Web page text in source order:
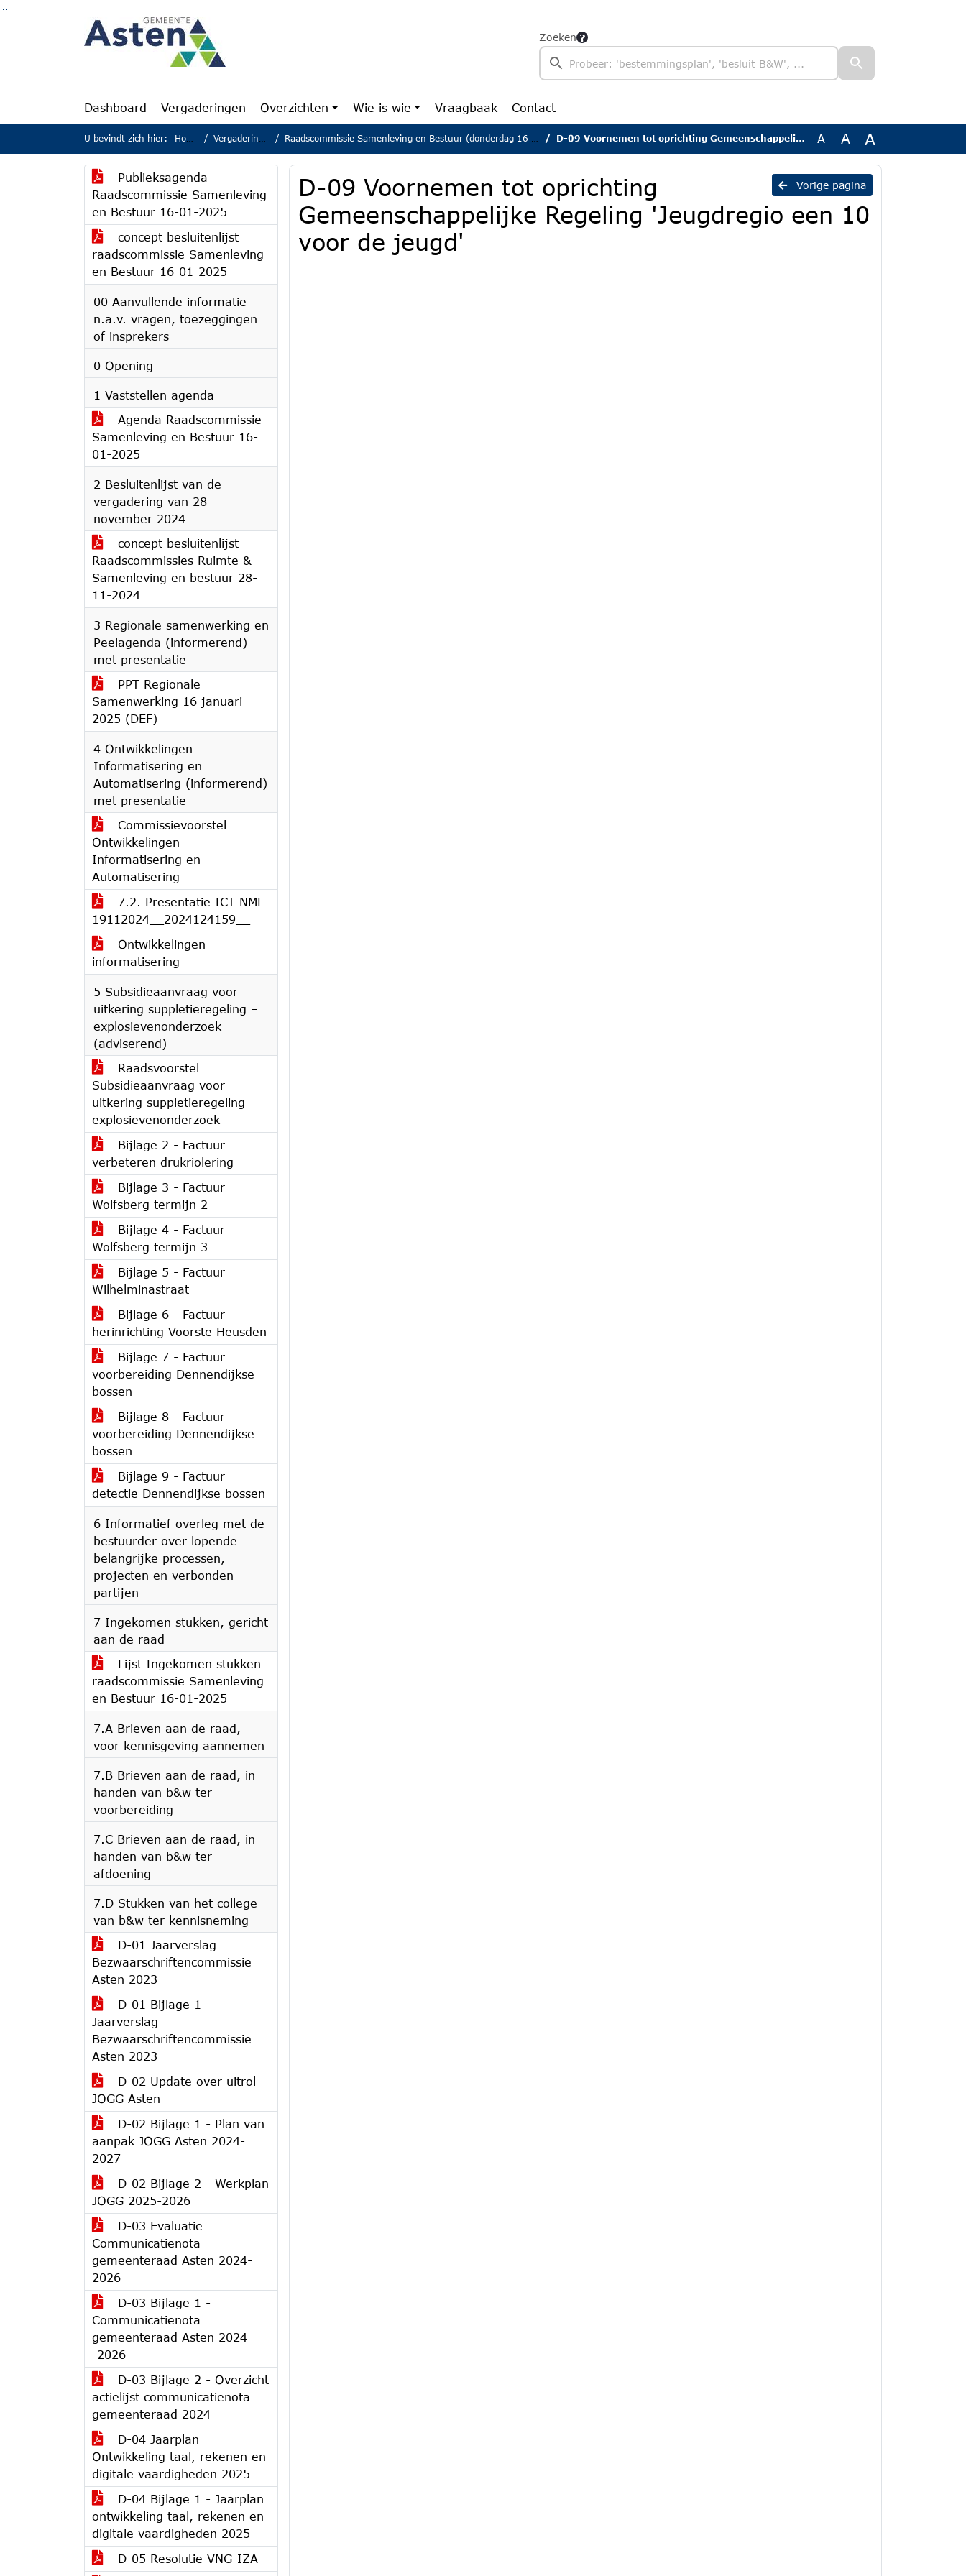
Ga naar de inhoud van deze pagina
Ga naar het zoeken
Ga naar het menu
Zoeken
Dashboard Vergaderingen Overzichten Wie is wie Vraagbaak Contact
U bevindt zich hier: Home Vergaderingen Raadscommissie Samenleving en Bestuur (donderdag 16 januari 2025) D-09 Voornemen tot oprichting Gemeenschappelijke Regeling 'Jeugdregio een 10 voor de jeugd' A A A
Publieksagenda
Raadscommissie Samenleving
en Bestuur 16-01-2025
concept besluitenlijst
raadscommissie Samenleving
en Bestuur 16-01-2025
00 Aanvullende informatie
n.a.v. vragen, toezeggingen
of insprekers
0 Opening
1 Vaststellen agenda
Agenda Raadscommissie
Samenleving en Bestuur 16-
01-2025
2 Besluitenlijst van de
vergadering van 28
november 2024
concept besluitenlijst
Raadscommissies Ruimte &
Samenleving en bestuur 28-
11-2024
3 Regionale samenwerking en
Peelagenda (informerend)
met presentatie
PPT Regionale
Samenwerking 16 januari
2025 (DEF)
4 Ontwikkelingen
Informatisering en
Automatisering (informerend)
met presentatie
Commissievoorstel
Ontwikkelingen
Informatisering en
Automatisering
7.2. Presentatie ICT NML
19112024__2024124159__
Ontwikkelingen
informatisering
5 Subsidieaanvraag voor
uitkering suppletieregeling –
explosievenonderzoek
(adviserend)
Raadsvoorstel
Subsidieaanvraag voor
uitkering suppletieregeling -
explosievenonderzoek
Bijlage 2 - Factuur
verbeteren drukriolering
Bijlage 3 - Factuur
Wolfsberg termijn 2
Bijlage 4 - Factuur
Wolfsberg termijn 3
Bijlage 5 - Factuur
Wilhelminastraat
Bijlage 6 - Factuur
herinrichting Voorste Heusden
Bijlage 7 - Factuur
voorbereiding Dennendijkse
bossen
Bijlage 8 - Factuur
voorbereiding Dennendijkse
bossen
Bijlage 9 - Factuur
detectie Dennendijkse bossen
6 Informatief overleg met de
bestuurder over lopende
belangrijke processen,
projecten en verbonden
partijen
7 Ingekomen stukken, gericht
aan de raad
Lijst Ingekomen stukken
raadscommissie Samenleving
en Bestuur 16-01-2025
7.A Brieven aan de raad,
voor kennisgeving aannemen
7.B Brieven aan de raad, in
handen van b&w ter
voorbereiding
7.C Brieven aan de raad, in
handen van b&w ter
afdoening
7.D Stukken van het college
van b&w ter kennisneming
D-01 Jaarverslag
Bezwaarschriftencommissie
Asten 2023
D-01 Bijlage 1 -
Jaarverslag
Bezwaarschriftencommissie
Asten 2023
D-02 Update over uitrol
JOGG Asten
D-02 Bijlage 1 - Plan van
aanpak JOGG Asten 2024-
2027
D-02 Bijlage 2 - Werkplan
JOGG 2025-2026
D-03 Evaluatie
Communicatienota
gemeenteraad Asten 2024-
2026
D-03 Bijlage 1 -
Communicatienota
gemeenteraad Asten 2024
-2026
D-03 Bijlage 2 - Overzicht
actielijst communicatienota
gemeenteraad 2024
D-04 Jaarplan
Ontwikkeling taal, rekenen en
digitale vaardigheden 2025
D-04 Bijlage 1 - Jaarplan
ontwikkeling taal, rekenen en
digitale vaardigheden 2025
D-05 Resolutie VNG-IZA
Vorige pagina
D-09 Voornemen tot oprichting
Gemeenschappelijke Regeling 'Jeugdregio een 10
voor de jeugd'